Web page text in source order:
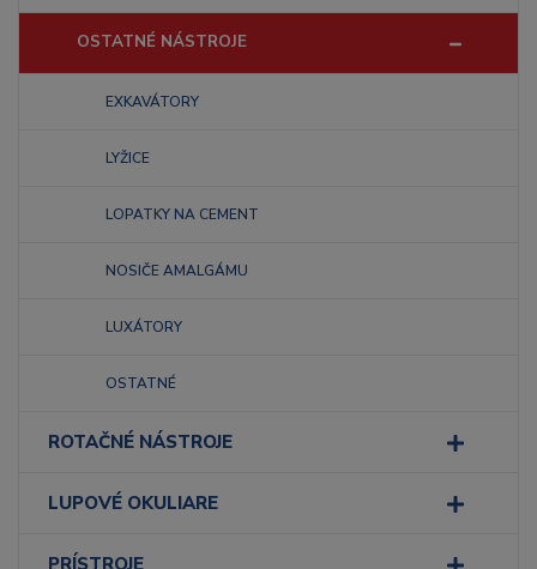
OSTATNÉ NÁSTROJE
EXKAVÁTORY
LYŽICE
LOPATKY NA CEMENT
NOSIČE AMALGÁMU
LUXÁTORY
OSTATNÉ
ROTAČNÉ NÁSTROJE
LUPOVÉ OKULIARE
PRÍSTROJE